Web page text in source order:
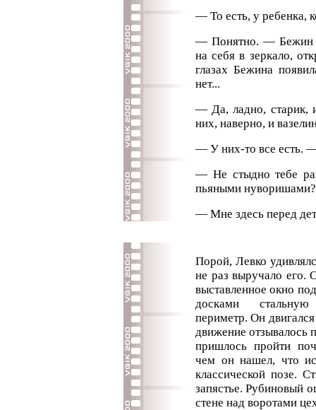
— То есть, у ребенка,
— Понятно. — Бежин
на себя в зеркало,
глазах Бежина
нет...
— Да, ладно, старик,
них, наверно, и
— У них-то все есть.
— Не стыдно тебе
пьяными нуворишами?
— Мне здесь перед
Порой, Левко
не раз выручало его.
выставленное окно
досками
периметр. Он
движение отзывалось
пришлось пройти
чем он нашел, что
классической позе.
запястье. Рубиновый
стене над воротами